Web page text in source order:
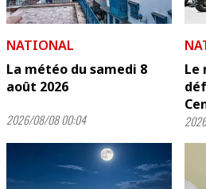
NATIONAL
La météo du samedi 8
août 2026
2026/08/08 00:04
Le